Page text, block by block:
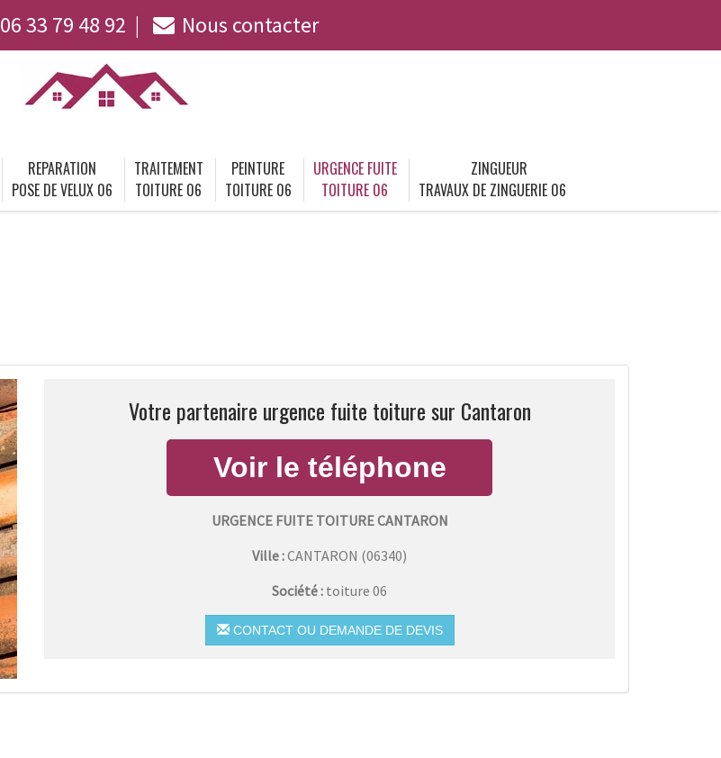
06 33 79 48 92 Nous contacter
REPARATION
POSE DE VELUX 06
TRAITEMENT
TOITURE 06
PEINTURE
TOITURE 06
URGENCE FUITE
TOITURE 06
ZINGUEUR
TRAVAUX DE ZINGUERIE 06
Votre partenaire urgence fuite toiture sur Cantaron
URGENCE FUITE TOITURE CANTARON
Ville :CANTARON (06340)
Société : toiture 06
CONTACT OU DEMANDE DE DEVIS